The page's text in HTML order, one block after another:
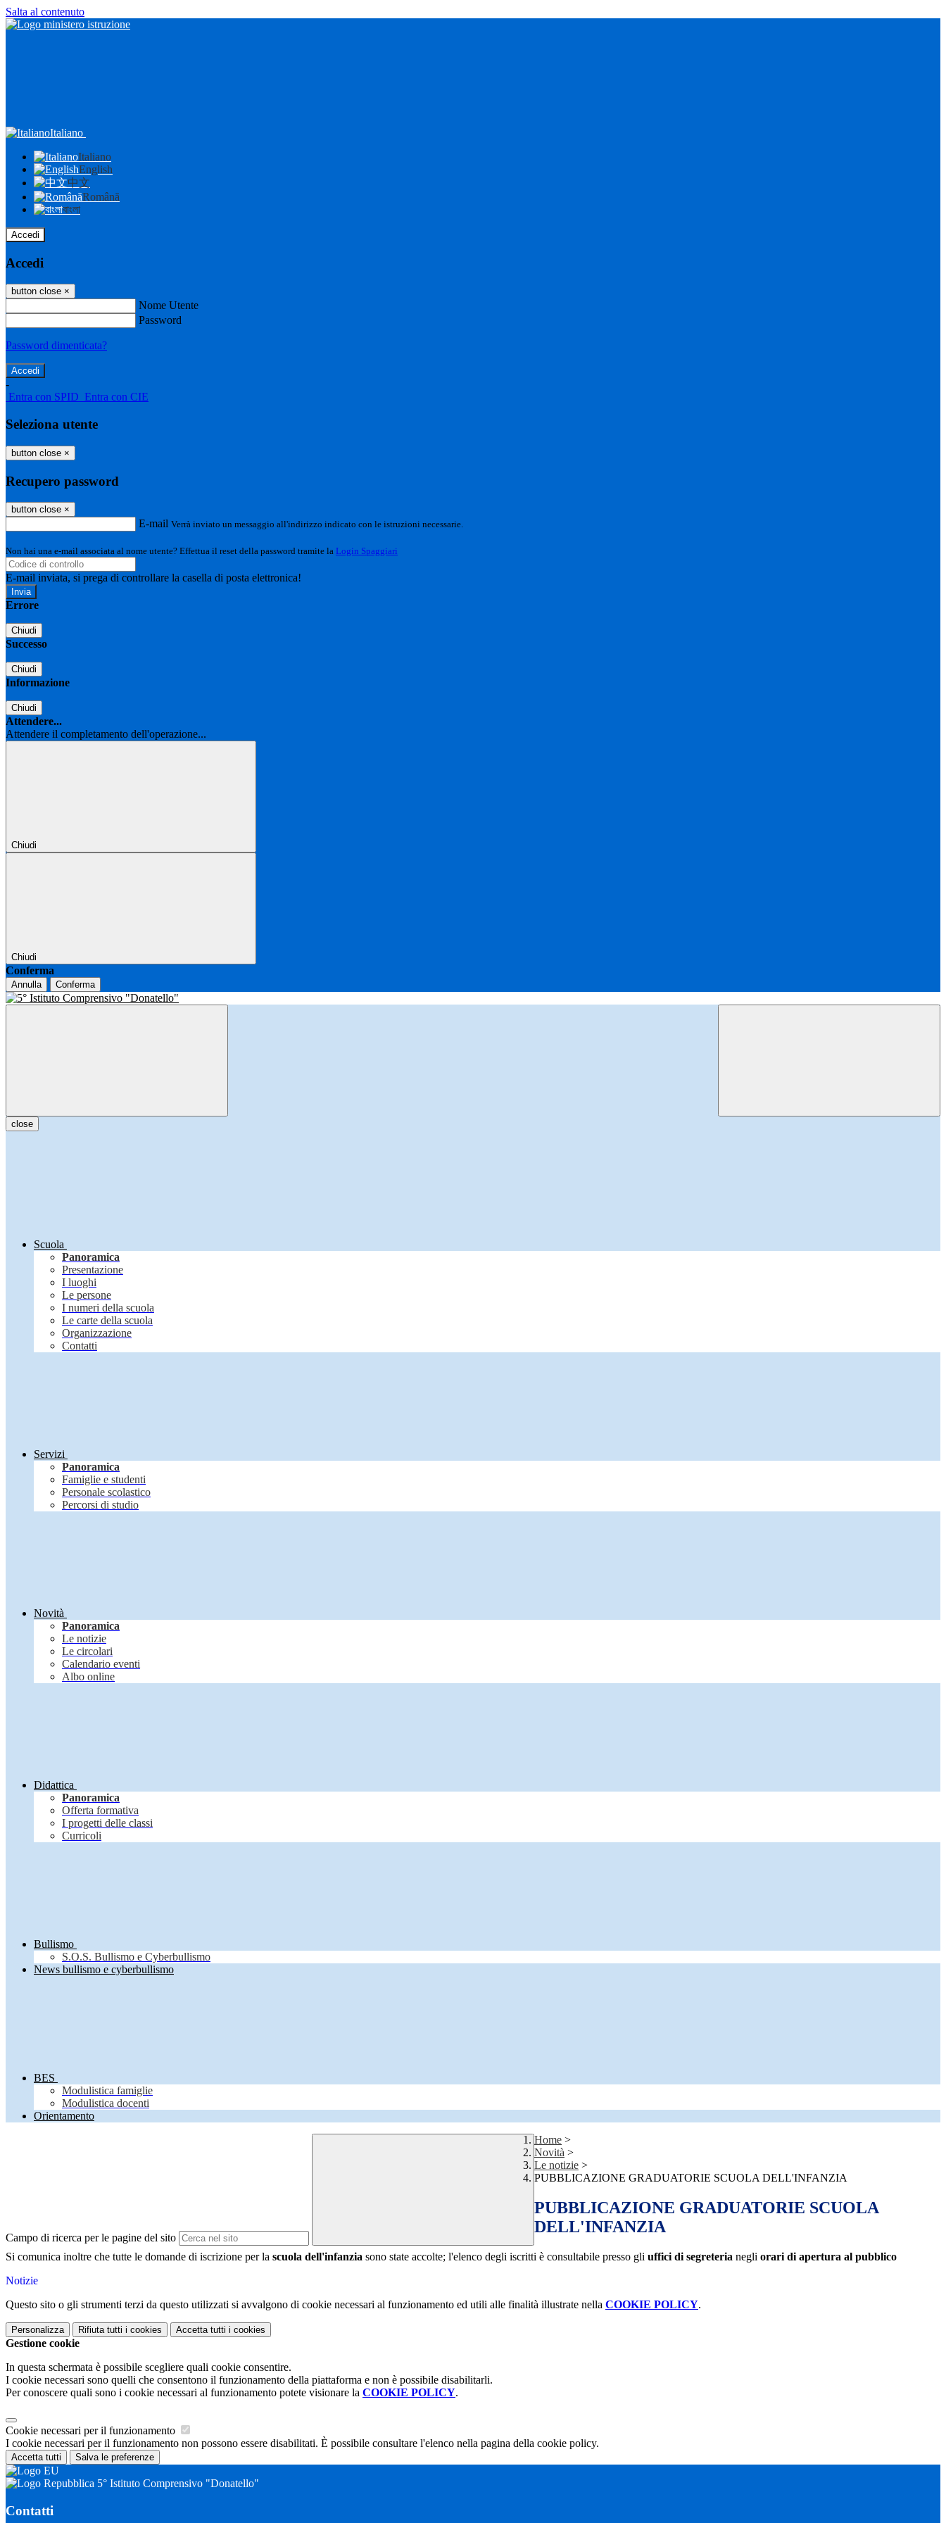
Salta al contenuto
Italiano
Italiano
English
中文
Română
বাংলা
Accedi
Accedi
button close ×
Nome Utente
Password
Password dimenticata?
-
Entra con SPID Entra con CIE
Seleziona utente
button close ×
Recupero password
button close ×
E-mail Verrà inviato un messaggio all'indirizzo indicato con le istruzioni necessarie.
Non hai una e-mail associata al nome utente? Effettua il reset della password tramite la Login Spaggiari
E-mail inviata, si prega di controllare la casella di posta elettronica!
Errore
Chiudi
Successo
Chiudi
Informazione
Chiudi
Attendere...
Attendere il completamento dell'operazione...
Chiudi
Chiudi
Conferma
Annulla Conferma
close
Scuola
Panoramica
Presentazione
I luoghi
Le persone
I numeri della scuola
Le carte della scuola
Organizzazione
Contatti
Servizi
Panoramica
Famiglie e studenti
Personale scolastico
Percorsi di studio
Novità
Panoramica
Le notizie
Le circolari
Calendario eventi
Albo online
Didattica
Panoramica
Offerta formativa
I progetti delle classi
Curricoli
Bullismo
S.O.S. Bullismo e Cyberbullismo
News bullismo e cyberbullismo
BES
Modulistica famiglie
Modulistica docenti
Orientamento
Campo di ricerca per le pagine del sito
Home >
Novità >
Le notizie >
PUBBLICAZIONE GRADUATORIE SCUOLA DELL'INFANZIA
PUBBLICAZIONE GRADUATORIE SCUOLA
DELL'INFANZIA
Si comunica inoltre che tutte le domande di iscrizione per la scuola dell'infanzia sono state accolte; l'elenco degli iscritti è consultabile presso gli uffici di segreteria negli orari di apertura al pubblico
Notizie
Questo sito o gli strumenti terzi da questo utilizzati si avvalgono di cookie necessari al funzionamento ed utili alle finalità illustrate nella COOKIE POLICY.
Personalizza Rifiuta tutti i cookies Accetta tutti i cookies
Gestione cookie
In questa schermata è possibile scegliere quali cookie consentire.
I cookie necessari sono quelli che consentono il funzionamento della piattaforma e non è possibile disabilitarli.
Per conoscere quali sono i cookie necessari al funzionamento potete visionare la COOKIE POLICY.
Cookie necessari per il funzionamento
I cookie necessari per il funzionamento non possono essere disabilitati. È possibile consultare l'elenco nella pagina della cookie policy.
Accetta tutti Salva le preferenze
5° Istituto Comprensivo "Donatello"
Contatti